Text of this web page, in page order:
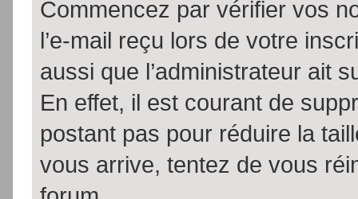
Commencez par vérifier vos
l’e-mail reçu lors de votre
aussi que l’administrateur ait
En effet, il est courant de
postant pas pour réduire la
vous arrive, tentez de vous